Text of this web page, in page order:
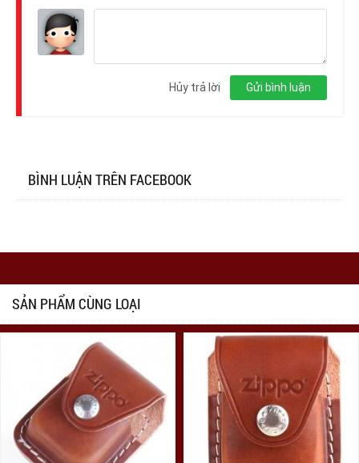
Gửi bình luận
Hủy trả lời
BÌNH LUẬN TRÊN FACEBOOK
SẢN PHẨM CÙNG LOẠI